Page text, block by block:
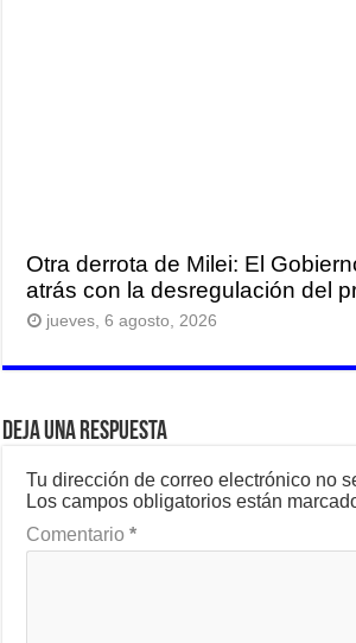
Otra derrota de Milei: El
atrás con la desregulación del
jueves, 6 agosto, 2026
Deja una respuesta
Tu dirección de correo electrónico no
Los campos obligatorios están
Comentario*